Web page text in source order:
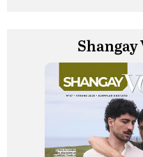
Shangay